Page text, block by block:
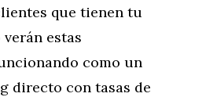
que tienen tu
estas
como un
directo con tasas de